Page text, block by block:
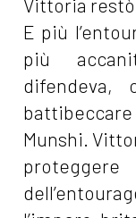
Vittoria restò
E più
più
Munshi.